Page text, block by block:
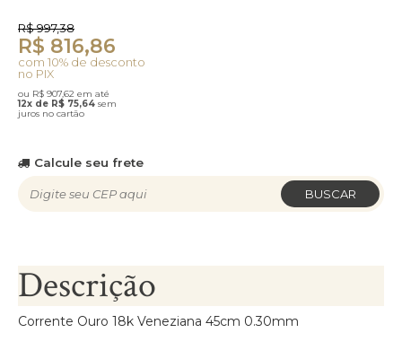
R$ 997,38
R$ 816,86
com 10% de desconto
no PIX
ou R$ 907,62 em até
12x de R$ 75,64 sem
juros no cartão
Calcule seu frete
BUSCAR
Descrição
Corrente Ouro 18k Veneziana 45cm 0.30mm